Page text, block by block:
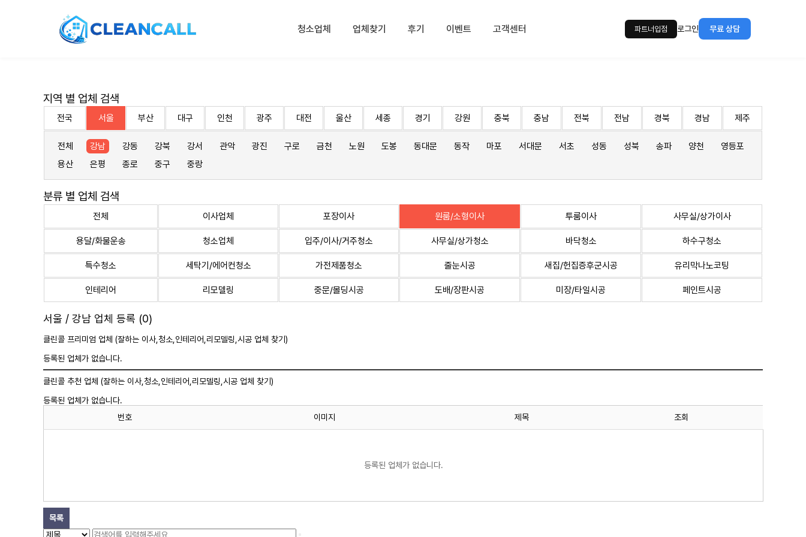
청소업체 업체찾기 후기 이벤트 고객센터 파트너입점 로그인 무료 상담
지역 별 업체 검색
전국 서울 부산 대구 인천 광주 대전 울산 세종 경기 강원 충북 충남 전북 전남 경북 경남 제주
전체 강남 강동 강북 강서 관악 광진 구로 금천 노원 도봉 동대문 동작 마포 서대문 서초 성동 성북 송파 양천
영등포
용산
은평 종로 중구 중랑
분류 별 업체 검색
전체 이사업체 포장이사 원룸/소형이사 투룸이사 사무실/상가이사
용달/화물운송 청소업체 입주/이사/거주청소 사무실/상가청소 바닥청소 하수구청소
특수청소 세탁기/에어컨청소 가전제품청소 줄눈시공 새집/헌집증후군시공 유리막나노코팅
인테리어 리모델링 중문/몰딩시공 도배/장판시공 미장/타일시공 페인트시공
서울 / 강남 업체 등록 (0)
클린콜 프리미엄 업체 (잘하는 이사, 청소 ,인테리어,리모델링,시공 업체 찾기)
등록된 업체가 없습니다.
클린콜 추천 업체 (잘하는 이사, 청소 ,인테리어,리모델링,시공 업체 찾기)
등록된 업체가 없습니다.
번호
이미지 제목 조회
등록된 업체가 없습니다.
목록